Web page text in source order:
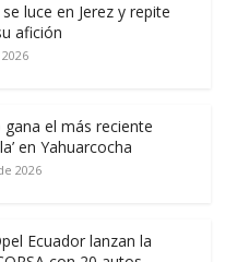
luce en Jerez y repite
afición
el más reciente
en Yahuarcocha
2026
Ecuador lanzan la